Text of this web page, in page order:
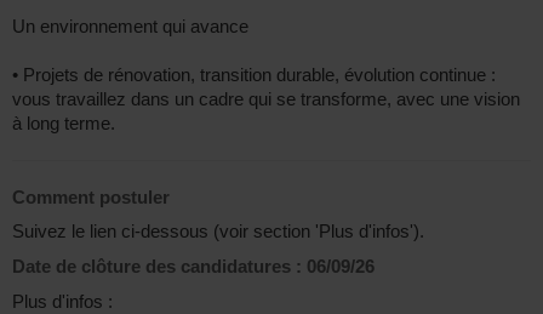
Un environnement qui avance
• Projets de rénovation, transition durable, évolution continue :
vous travaillez dans un cadre qui se transforme, avec une vision
à long terme.
Comment postuler
Suivez le lien ci-dessous (voir section 'Plus d'infos').
Date de clôture des candidatures : 06/09/26
Plus d'infos :